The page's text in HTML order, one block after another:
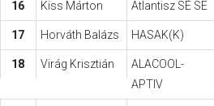
16 Kiss Márton Atlantisz SÉ SE
17 Horváth Balázs HASAK(K)
18 Virág Krisztián
ALACOOL-
APTIV